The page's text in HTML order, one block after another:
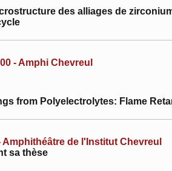
des alliages de
- Amphi Chevreul
from Polyelectrolytes: Flame
Amphithéâtre de l'Institut Chevreul
sa thèse